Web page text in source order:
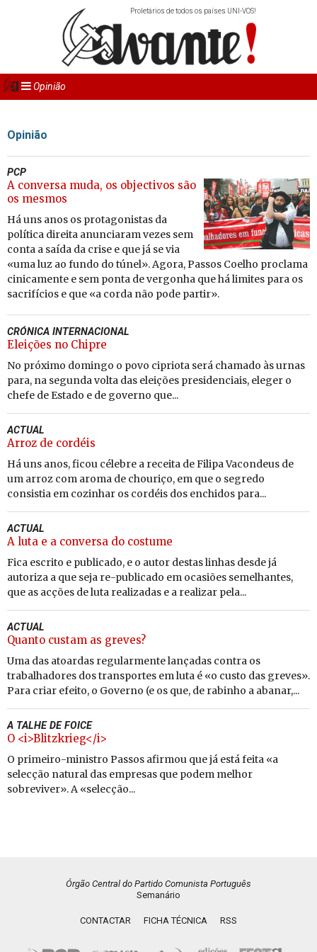
Proletários de todos os países UNI-VOS!
Opinião
Opinião
PCP
A conversa muda, os objectivos são
os mesmos
Há uns anos os pro­ta­go­nistas da
po­lí­tica di­reita anun­ci­aram vezes sem
conta a saída da crise e que já se via
«uma luz ao fundo do túnel». Agora, Passos Co­elho pro­clama
ci­ni­ca­mente e sem ponta de ver­gonha que há li­mites para os
sa­cri­fí­cios e que «a corda não pode partir».
CRÓNICA INTERNACIONAL
Eleições no Chipre
No próximo domingo o povo cipriota será chamado às urnas
para, na segunda volta das eleições presidenciais, eleger o
chefe de Estado e de governo que...
ACTUAL
Arroz de cordéis
Há uns anos, ficou célebre a receita de Filipa Vacondeus de
um arroz com aroma de chouriço, em que o segredo
consistia em cozinhar os cordéis dos enchidos para...
ACTUAL
A luta e a conversa do costume
Fica escrito e publicado, e o autor destas linhas desde já
autoriza a que seja re-publicado em ocasiões semelhantes,
que as acções de luta realizadas e a realizar pela...
ACTUAL
Quanto custam as greves?
Uma das atoardas regularmente lançadas contra os
trabalhadores dos transportes em luta é «o custo das greves».
Para criar efeito, o Governo (e os que, de rabinho a abanar,...
A TALHE DE FOICE
O <i>Blitzkrieg</i>
O primeiro-ministro Passos afirmou que já está feita «a
selecção natural das empresas que podem melhor
sobreviver». A «selecção...
Órgão Central do Partido Comunista Português
Semanário
CONTACTAR FICHA TÉCNICA RSS